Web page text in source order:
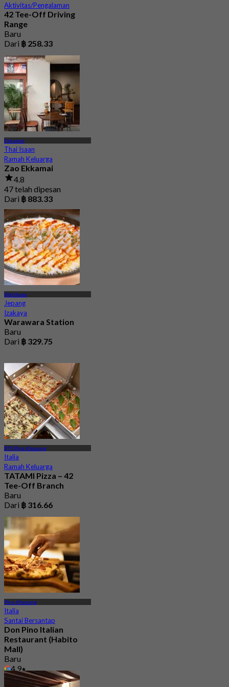
Aktivitas/Pengalaman
42 Tee-Off Driving
Range
Baru
Dari ฿ 258.33
Ekkamai
Thai Isaan
Ramah Keluarga
Zao Ekkamai
4.8
47 telah dipesan
Dari ฿ 883.33
Watthana
Jepang
Izakaya
Warawara Station
Baru
Dari ฿ 329.75
BTS Phra Khanong
Italia
Ramah Keluarga
TATAMI Pizza – 42
Tee-Off Branch
Baru
Dari ฿ 316.66
Phra Khanong
Italia
Santai Bersantap
Don Pino Italian
Restaurant (Habito
Mall)
Baru
4.9
Dari฿ 645